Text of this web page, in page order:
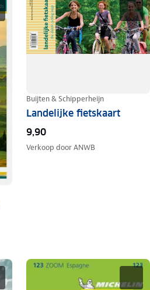
Buijten & Schipperheijn
Landelijke fietskaart
9,90
Verkoop doorANWB